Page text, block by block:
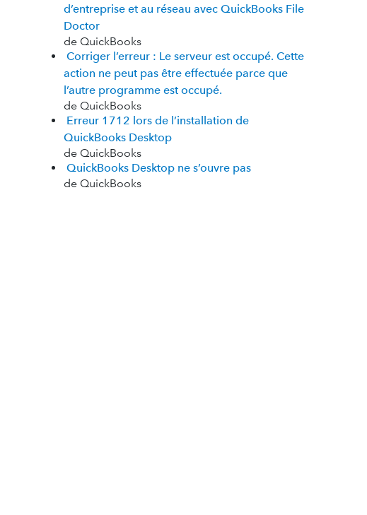
d’entreprise et au réseau avec QuickBooks File
Doctor
de QuickBooks
Corriger l’erreur : Le serveur est occupé. Cette
action ne peut pas être effectuée parce que
l’autre programme est occupé.
de QuickBooks
Erreur 1712 lors de l’installation de
QuickBooks Desktop
de QuickBooks
QuickBooks Desktop ne s’ouvre pas
de QuickBooks